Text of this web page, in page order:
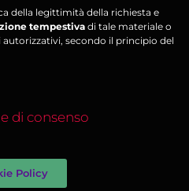
della legittimità della richiesta e
tempestiva di tale materiale o
secondo il principio del
di consenso
Policy